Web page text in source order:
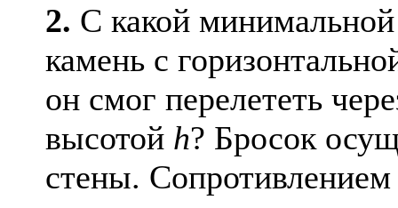
2. С какой минимальной
камень с
он смог перелететь
высотой h? Бросок
стены. Сопротивлением